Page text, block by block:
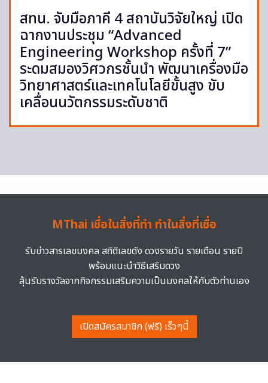
สทน. จับมือภาคี 4 สถาบันวิจัยใหญ่ เปิด
ฉากงานประชุม “Advanced
Engineering Workshop ครั้งที่ 7”
ระดมสมองวิศวกรชั้นนำ พัฒนาเครื่องมือ
วิทยาศาสตร์และเทคโนโลยีขั้นสูง ขับ
เคลื่อนนวัตกรรมระดับชาติ
MThai เชื่อในสิ่งที่ทำ ทำในสิ่งที่เชื่อ
รับข่าวสารเลขมงคล สถิติเลขดัง ดวงรายวัน รายเดือน รายปี
พร้อมแนะนำวิธีเสริมดวง
ลุ้นรับรางวัลจากกิจกรรมเสริมความเป็นมงคลให้กับตัวท่านเอง
เปิดสมัครสมาชิก (ฟรี) เร็วๆนี้